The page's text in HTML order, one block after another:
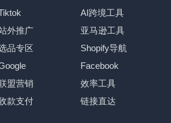
AI跨境工具
外推广
亚马逊工具
品专区
Shopify导航
Facebook
盟营销
效率工具
款支付 链接直达